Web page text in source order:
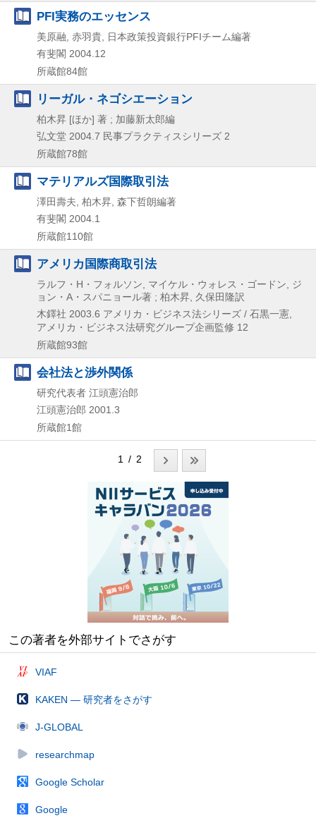
PFI実務のエッセンス
美原融, 赤羽貴, 日本政策投資銀行PFIチーム編著
有斐閣 2004.12
所蔵館84館
リーガル・ネゴシエーション
柏木昇 [ほか] 著 ; 加藤新太郎編
弘文堂 2004.7 民事プラクティスシリーズ 2
所蔵館78館
マテリアルズ国際取引法
澤田壽夫, 柏木昇, 森下哲朗編著
有斐閣 2004.1
所蔵館110館
アメリカ国際商取引法
ラルフ・H・フォルソン, マイケル・ウォレス・ゴードン, ジ
ョン・A・スパニョール著 ; 柏木昇, 久保田隆訳
木鐸社 2003.6 アメリカ・ビジネス法シリーズ / 石黒一憲,
アメリカ・ビジネス法研究グループ企画監修 12
所蔵館93館
会社法と渉外関係
研究代表者 江頭憲治郎
江頭憲治郎 2001.3
所蔵館1館
1 / 2
この著者を外部サイトでさがす
VIAF
KAKEN — 研究者をさがす
J-GLOBAL
researchmap
Google Scholar
Google